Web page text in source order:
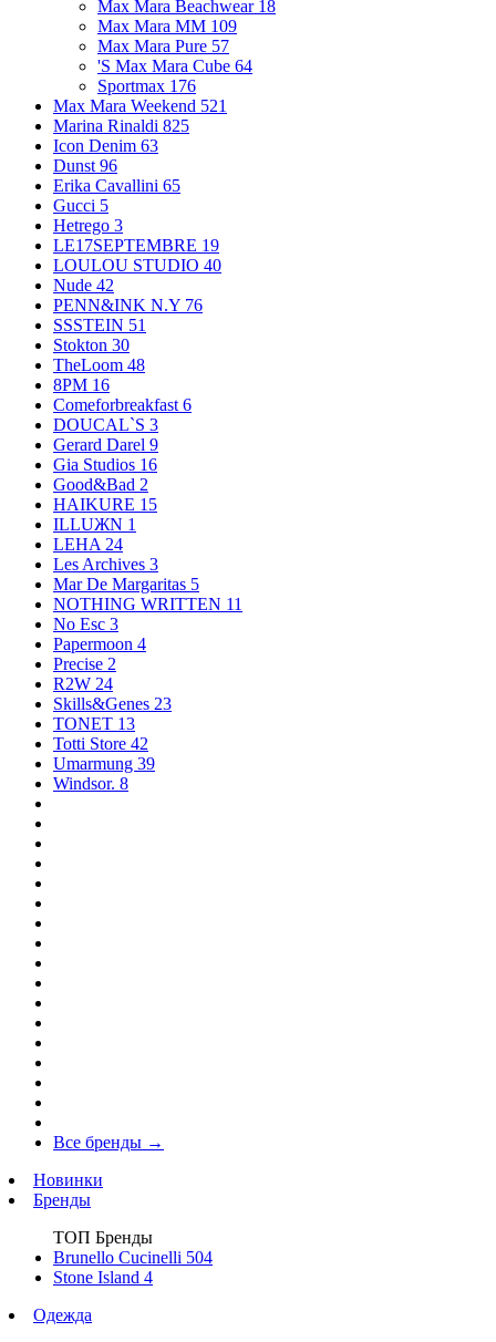
Max Mara Beachwear 18
Max Mara MM 109
Max Mara Pure 57
'S Max Mara Cube 64
Sportmax 176
Max Mara Weekend 521
Marina Rinaldi 825
Icon Denim 63
Dunst 96
Erika Cavallini 65
Gucci 5
Hetrego 3
LE17SEPTEMBRE 19
LOULOU STUDIO 40
Nude 42
PENN&INK N.Y 76
SSSTEIN 51
Stokton 30
TheLoom 48
8PM 16
Comeforbreakfast 6
DOUCAL`S 3
Gerard Darel 9
Gia Studios 16
Good&Bad 2
HAIKURE 15
ILLUЖN 1
LEHA 24
Les Archives 3
Mar De Margaritas 5
NOTHING WRITTEN 11
No Esc 3
Papermoon 4
Precise 2
R2W 24
Skills&Genes 23
TONET 13
Totti Store 42
Umarmung 39
Windsor. 8
Все бренды →
Новинки
Бренды
ТОП Бренды
Brunello Cucinelli 504
Stone Island 4
Одежда